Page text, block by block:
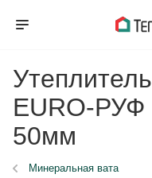
EURO-
50мм
Минеральная вата